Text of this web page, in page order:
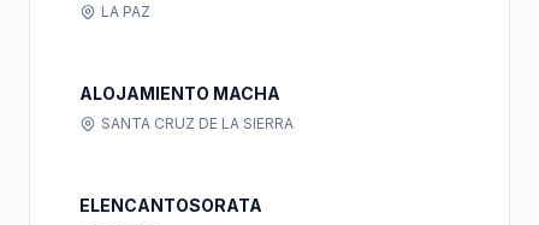
LA PAZ
ALOJAMIENTO MACHA
SANTA CRUZ DE LA SIERRA
ELENCANTOSORATA